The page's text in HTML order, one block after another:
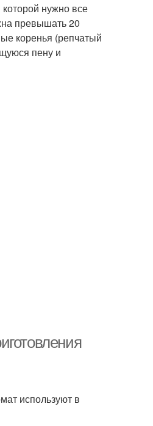
нужно все
превышать 20
коренья (репчатый
пену и
используют в